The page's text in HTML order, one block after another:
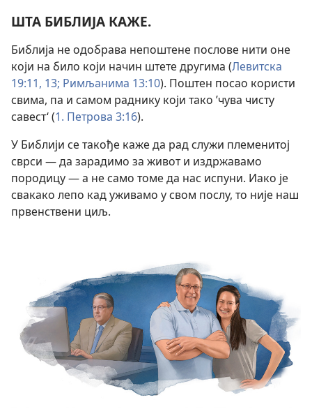
ШТА БИБЛИЈА КАЖЕ.
Библија не одобрава непоштене послове нити оне
који на било који начин штете другима (Левитска
19:11, 13; Римљанима 13:10). Поштен посао користи
свима, па и самом раднику који тако ’чува чисту
савест‘ (1. Петрова 3:16).
У Библији се такође каже да рад служи племенитој
сврси — да зарадимо за живот и издржавамо
породицу — а не само томе да нас испуни. Иако је
свакако лепо кад уживамо у свом послу, то није наш
првенствени циљ.